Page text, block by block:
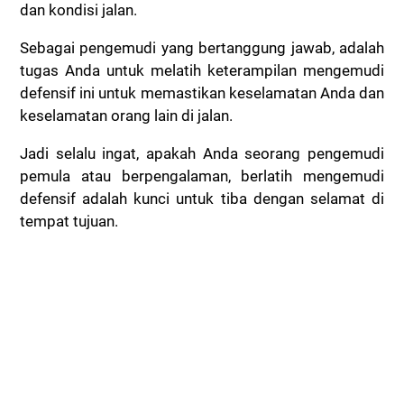
dan kondisi jalan.
Sebagai pengemudi yang bertanggung jawab, adalah
tugas Anda untuk melatih keterampilan mengemudi
defensif ini untuk memastikan keselamatan Anda dan
keselamatan orang lain di jalan.
Jadi selalu ingat, apakah Anda seorang pengemudi
pemula atau berpengalaman, berlatih mengemudi
defensif adalah kunci untuk tiba dengan selamat di
tempat tujuan.